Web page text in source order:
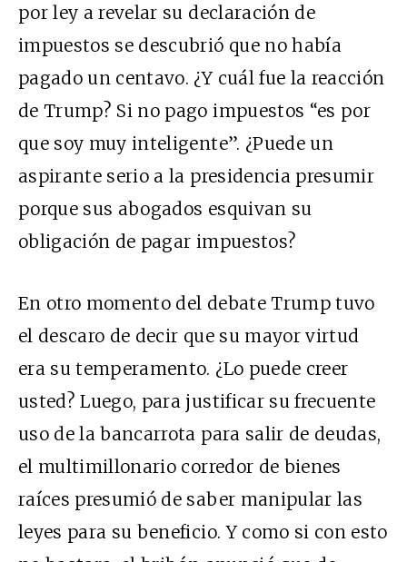
por ley a revelar su declaración de
impuestos se descubrió que no había
pagado un centavo. ¿Y cuál fue la reacción
de Trump? Si no pago impuestos “es por
que soy muy inteligente”. ¿Puede un
aspirante serio a la presidencia presumir
porque sus abogados esquivan su
obligación de pagar impuestos?
En otro momento del debate Trump tuvo
el descaro de decir que su mayor virtud
era su temperamento. ¿Lo puede creer
usted? Luego, para justificar su frecuente
uso de la bancarrota para salir de deudas,
el multimillonario corredor de bienes
raíces presumió de saber manipular las
leyes para su beneficio. Y como si con esto